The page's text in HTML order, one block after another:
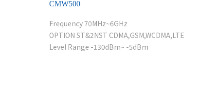
CMW500
Frequency70MHz~6GHz
OPTIONST&2NST CDMA,GSM,WCDMA,LTE
Level Range-130dBm~ -5dBm